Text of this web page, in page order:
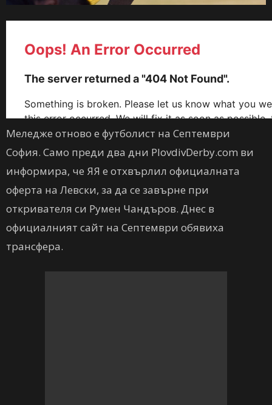
Меледже отново е футболист на Септември
София. Само преди два дни PlovdivDerby.com ви
информира, че ЯЯ е отхвърлил официалната
оферта на Левски, за да се завърне при
откривателя си Румен Чандъров. Днес в
официалният сайт на Септември обявиха
трансфера.